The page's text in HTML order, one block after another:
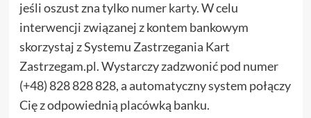
jeśli oszust zna tylkonumer karty. W celu
interwencji związanej z kontem bankowym
skorzystaj z Systemu Zastrzegania Kart
Zastrzegam.pl. Wystarczy zadzwonić pod numer
(+48) 828 828 828, a automatyczny system połączy
Cię z odpowiednią placówką banku.